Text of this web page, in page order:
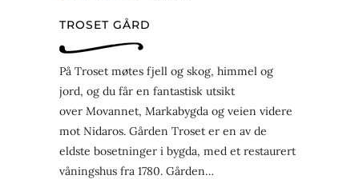
TROSET GÅRD
På Troset møtes fjell og skog, himmel og
jord, og du får en fantastisk utsikt
over Movannet, Markabygda og veien videre
mot Nidaros. Gården Troset er en av de
eldste bosetninger i bygda, med et restaurert
våningshus fra 1780. Gården…